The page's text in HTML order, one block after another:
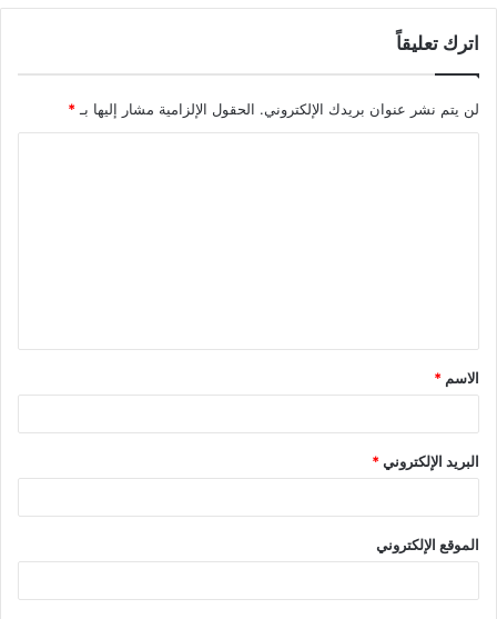
اترك تعليقاً
لن يتم نشر عنوان بريدك الإلكتروني. الحقول الإلزامية مشار إليها بـ *
ق
*
الاسم *
البريد الإلكتروني*
الموقع الإلكتروني